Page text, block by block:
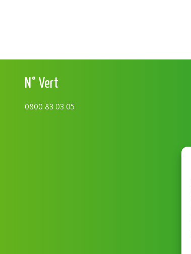
N° Vert
0800 83 03 05